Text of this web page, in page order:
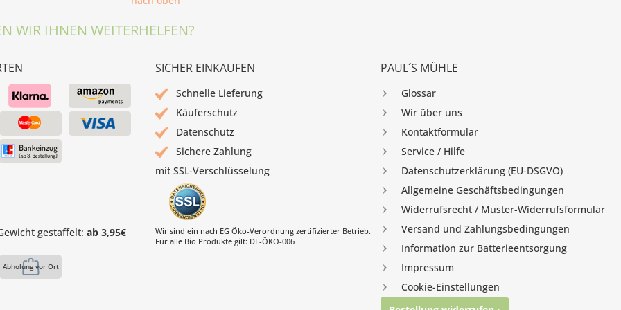
WIR IHNEN WEITERHELFEN?
gestaffelt: ab 3,95€
Abholung vor Ort
SICHER EINKAUFEN
Schnelle Lieferung
Käuferschutz
Datenschutz
Sichere Zahlung
mit SSL-Verschlüsselung
Wir sind ein nach EG Öko-Verordnung zertifizierter Betrieb.
Für alle Bio Produkte gilt: DE-ÖKO-006
PAUL´S MÜHLE
Glossar
Wir über uns
Kontaktformular
Service / Hilfe
Datenschutzerklärung (EU-DSGVO)
Allgemeine Geschäftsbedingungen
Widerrufsrecht / Muster-Widerrufsformular
Versand und Zahlungsbedingungen
Information zur Batterieentsorgung
Impressum
Cookie-Einstellungen